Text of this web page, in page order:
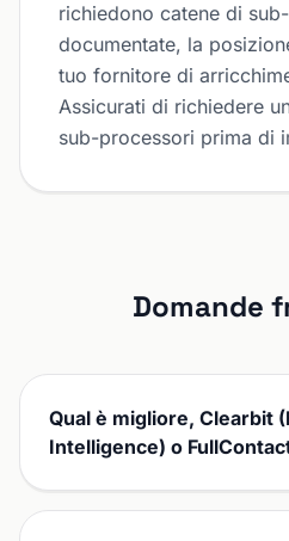
richiedono catene di
documentate, la
tuo fornitore di
Assicurati di richiedere
sub-processori prima di
Domande
Qual è migliore, Clearbit
Intelligence) o